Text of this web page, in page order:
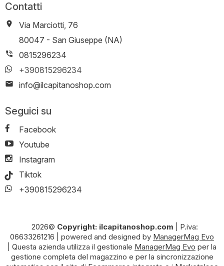
Contatti
Via Marciotti, 76
-
80047 - San Giuseppe (NA)
0815296234
+390815296234
info@ilcapitanoshop.com
Seguici su
Facebook
Youtube
Instagram
Tiktok
+390815296234
2026© Copyright: ilcapitanoshop.com
P.iva:
06633261216
powered and designed by ManagerMag Evo
| Questa azienda utilizza il gestionale ManagerMag Evo per la
gestione completa del magazzino e per la sincronizzazione